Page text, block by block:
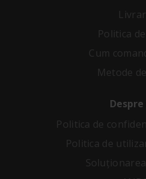
Politica
Cum
Metode
Despre
Politica de
Politica de